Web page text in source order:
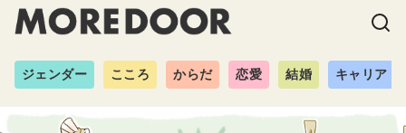
ジェンダー こころ からだ 恋愛 結婚 キャリア